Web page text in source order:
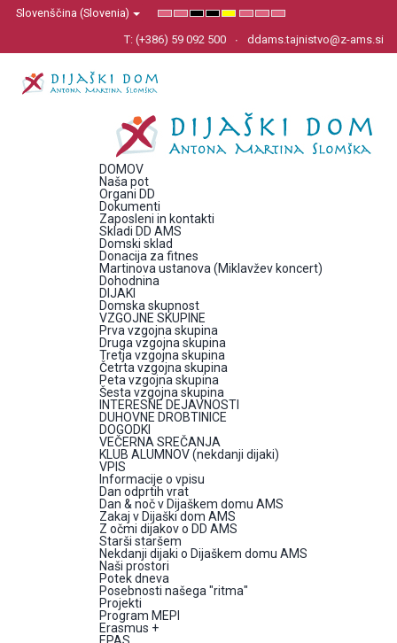
Slovenščina (Slovenia)
Default
NightHigh
Black
High
Black
High
Yellow
Set
Font
Set
Font
Set
Font
T: (+386) 59 092 500 ddams.tajnistvo@z-ams.si
DOMOV
Naša pot
Organi DD
Dokumenti
Zaposleni in kontakti
Skladi DD AMS
Domski sklad
Donacija za fitnes
Martinova ustanova (Miklavžev koncert)
Dohodnina
DIJAKI
Domska skupnost
VZGOJNE SKUPINE
Prva vzgojna skupina
Druga vzgojna skupina
Tretja vzgojna skupina
Četrta vzgojna skupina
Peta vzgojna skupina
Šesta vzgojna skupina
INTERESNE DEJAVNOSTI
DUHOVNE DROBTINICE
DOGODKI
VEČERNA SREČANJA
KLUB ALUMNOV (nekdanji dijaki)
VPIS
Informacije o vpisu
Dan odprtih vrat
Dan & noč v Dijaškem domu AMS
Zakaj v Dijaški dom AMS
Z očmi dijakov o DD AMS
Starši staršem
Nekdanji dijaki o Dijaškem domu AMS
Naši prostori
Potek dneva
Posebnosti našega "ritma"
Projekti
Program MEPI
Erasmus +